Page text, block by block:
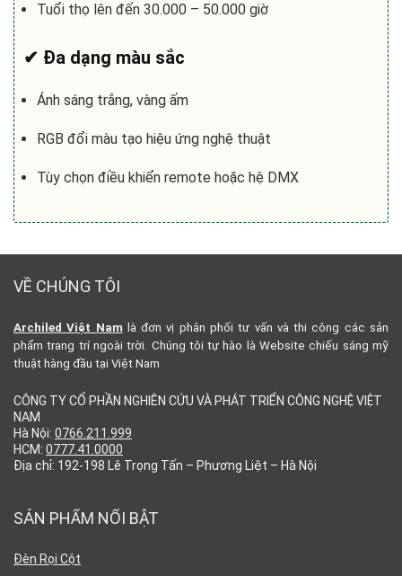
Tuổi thọ lên đến 30.000 – 50.000 giờ
✔ Đa dạng màu sắc
Ánh sáng trắng, vàng ấm
RGB đổi màu tạo hiệu ứng nghệ thuật
Tùy chọn điều khiển remote hoặc hệ DMX
VỀ CHÚNG TÔI
Archiled Việt Nam
là đơn vị phân phối tư vấn và thi công các sản
phẩm trang trí ngoài trời. Chúng tôi tự hào là Website chiếu sáng mỹ
thuật hàng đầu tại Việt Nam
CÔNG TY CỔ PHẦN NGHIÊN CỨU VÀ PHÁT TRIỂN CÔNG NGHỆ VIỆT
NAM
Hà Nội: 0766.211.999
HCM: 0777.41.0000
Địa chỉ: 192-198 Lê Trọng Tấn – Phương Liệt – Hà Nội
SẢN PHẨM NỔI BẬT
Đèn Rọi Cột